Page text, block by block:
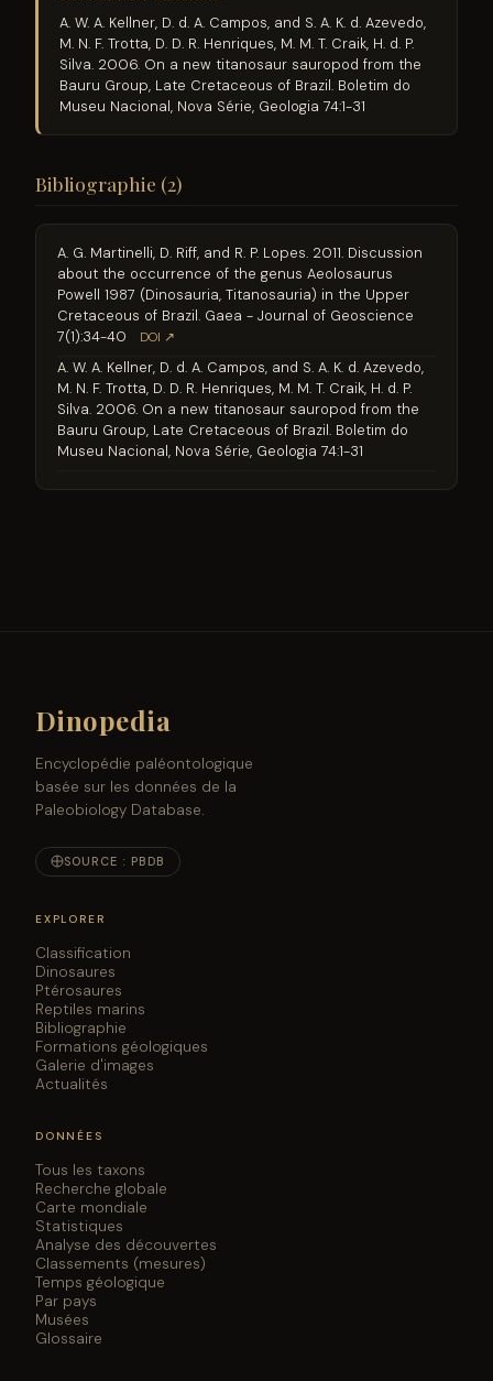
A. W. A. Kellner, D. d. A. Campos, and S. A. K. d. Azevedo,
M. N. F. Trotta, D. D. R. Henriques, M. M. T. Craik, H. d. P.
Silva. 2006. On a new titanosaur sauropod from the
Bauru Group, Late Cretaceous of Brazil. Boletim do
Museu Nacional, Nova Série, Geologia 74:1-31
Bibliographie (2)
A. G. Martinelli, D. Riff, and R. P. Lopes. 2011. Discussion
about the occurrence of the genus Aeolosaurus
Powell 1987 (Dinosauria, Titanosauria) in the Upper
Cretaceous of Brazil. Gaea - Journal of Geoscience
7(1):34-40
DOI ↗
A. W. A. Kellner, D. d. A. Campos, and S. A. K. d. Azevedo,
M. N. F. Trotta, D. D. R. Henriques, M. M. T. Craik, H. d. P.
Silva. 2006. On a new titanosaur sauropod from the
Bauru Group, Late Cretaceous of Brazil. Boletim do
Museu Nacional, Nova Série, Geologia 74:1-31
Dinopedia
Encyclopédie paléontologique
basée sur les données de la
Paleobiology Database.
SOURCE : PBDB
EXPLORER
Classification
Dinosaures
Ptérosaures
Reptiles marins
Bibliographie
Formations géologiques
Galerie d'images
Actualités
DONNÉES
Tous les taxons
Recherche globale
Carte mondiale
Statistiques
Analyse des découvertes
Classements (mesures)
Temps géologique
Par pays
Musées
Glossaire